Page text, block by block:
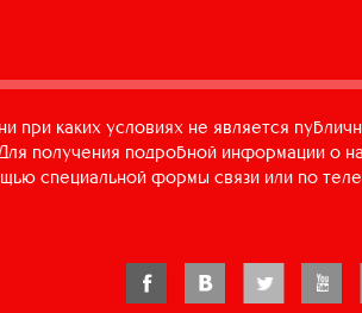
каких условиях не является
получения подробной информации о
специальной формы связи или по